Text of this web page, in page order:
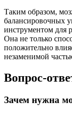
Таким образом,
балансировочных
инструментом для
Она не только
положительно
незаменимой
Вопрос-
Зачем нужна